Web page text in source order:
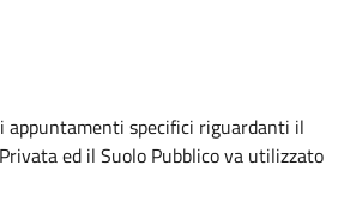
appuntamenti specifici riguardanti il
ed il Suolo Pubblico va utilizzato